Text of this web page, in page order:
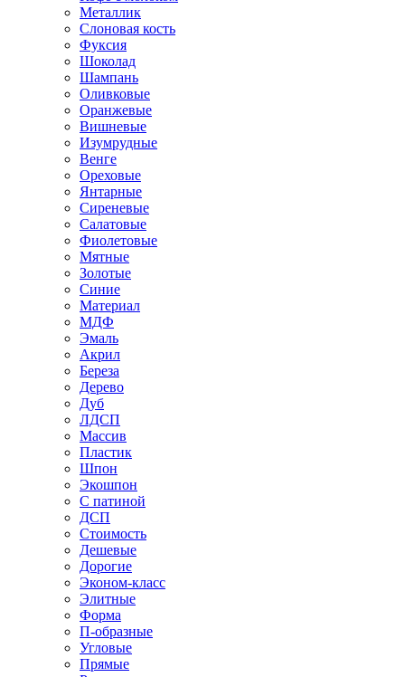
Металлик
Слоновая кость
Фуксия
Шоколад
Шампань
Оливковые
Оранжевые
Вишневые
Изумрудные
Венге
Ореховые
Янтарные
Сиреневые
Салатовые
Фиолетовые
Мятные
Золотые
Синие
Материал
МДФ
Эмаль
Акрил
Береза
Дерево
Дуб
ЛДСП
Массив
Пластик
Шпон
Экошпон
С патиной
ДСП
Стоимость
Дешевые
Дорогие
Эконом-класс
Элитные
Форма
П-образные
Угловые
Прямые